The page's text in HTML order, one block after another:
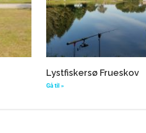
Lystfiskersø Frueskov
Gå til »